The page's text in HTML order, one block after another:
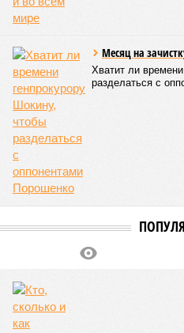
время давно измеряется не
переносами ожиданий. И пока
остается сама стройка. Если
признаков масштабных работ,
вопрос: не превращаются ли
которая все больше
дел? Именно на этот вопрос
ответа дольщики ЖК «Станция
Украинскому
конгресс США
запретили
после драки